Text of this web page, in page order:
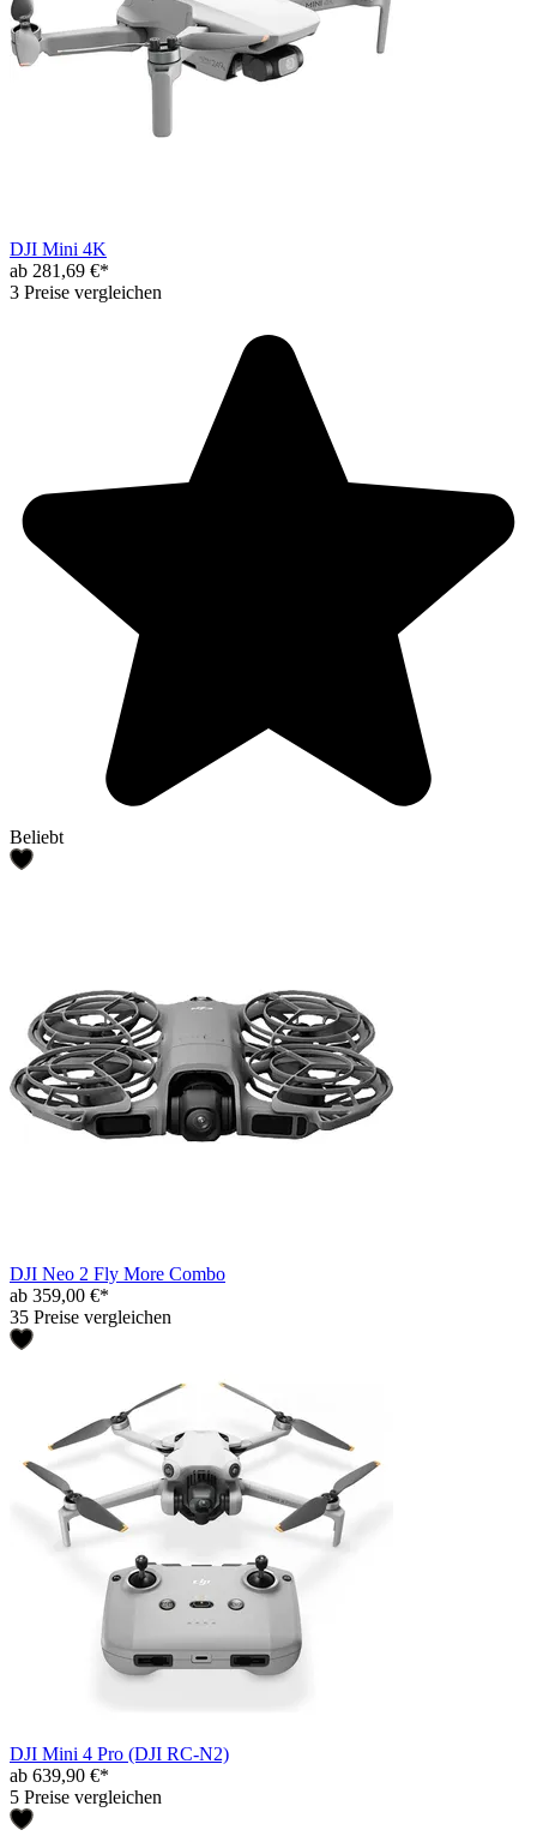
DJI Mini 4K
ab 281,69 €*
3 Preise vergleichen
Beliebt
DJI Neo 2 Fly More Combo
ab 359,00 €*
35 Preise vergleichen
DJI Mini 4 Pro (DJI RC-N2)
ab 639,90 €*
5 Preise vergleichen